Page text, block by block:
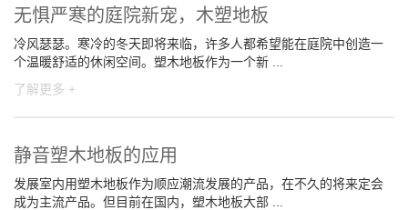
无惧严寒的庭院新宠，木塑地板
冷风瑟瑟。寒冷的冬天即将来临，许多人都希望能在庭院中创造一
个温暖舒适的休闲空间。塑木地板作为一个新 ...
了解更多 +
静音塑木地板的应用
发展室内用塑木地板作为顺应潮流发展的产品，在不久的将来定会
成为主流产品。但目前在国内，塑木地板大部 ...